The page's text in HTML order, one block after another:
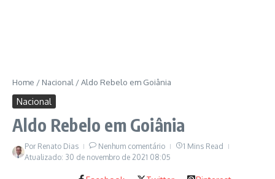
Home / Nacional /Aldo Rebelo em Goiânia
Nacional
Aldo Rebelo em Goiânia
Por Renato Dias Nenhum comentário
1 Mins Read
Atualizado: 30 de novembro de 2021 08:05